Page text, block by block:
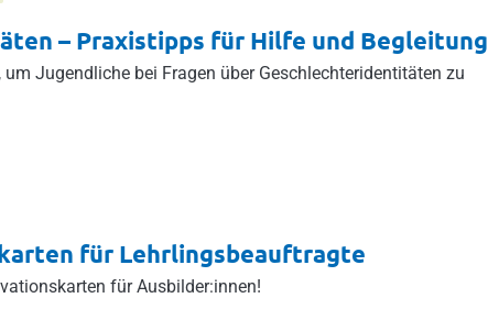
– Praxistipps für Hilfe und Begleitung
Jugendliche bei Fragen über Geschlechteridentitäten zu
für Lehrlingsbeauftragte
für Ausbilder:innen!